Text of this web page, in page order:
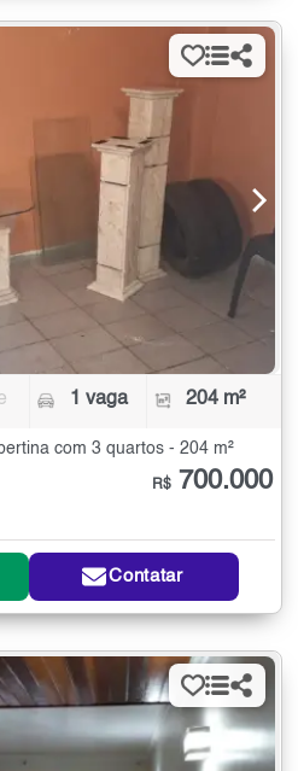
1 vaga 204 m²
com 3 quartos - 204 m²
R$ 700.000
Contatar